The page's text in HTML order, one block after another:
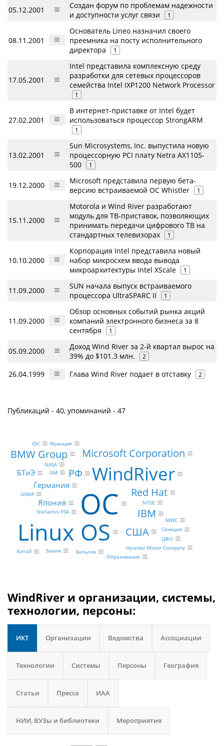
05.12.2001
Создан форум по проблемам надежности
и доступности услуг связи
1
08.11.2001
Основатель Lineo назначил своего
преемника на посту исполнительного
директора
1
17.05.2001
Intel представила комплексную среду
разработки для сетевых процессоров
семейства Intel IXP1200 Network Processor
1
27.02.2001
В интернет-приставке от Intel будет
использоваться процессор StrongARM
1
13.02.2001
Sun Microsystems, Inc. выпустила новую
процессорную PCI плату Netra AX1105-
500
1
19.12.2000
Microsoft представила первую бета-
версию встраиваемой ОС Whistler
1
15.11.2000
Motorola и Wind River разработают
модуль для ТВ-приставок, позволяющих
принимать передачи цифрового ТВ на
стандартных телевизорах
1
10.10.2000
Корпорация Intel представила новый
набор микросхем ввода вывода
микроархитектуры Intel XScale
1
11.09.2000
SUN начала выпуск встраиваемого
процессора UltraSPARC II
1
11.09.2000
Обзор основных событий рынка акций
компаний электронного бизнеса за 8
сентября
1
05.09.2000
Доход Wind River за 2-й квартал вырос на
39% до $101.3 млн.
2
26.04.1999 Глава Wind River подает в отставку 2
Публикаций - 40, упоминаний - 47
ОС
Linux OS
WindRiver
РФ
США
Microsoft Corporation
IBM
Red Hat
BMW Group
Германия
Япония
БТиЭ
Hyundai Motor Company
NYSE
GM
Stellantis PSA
NASA
GSMA
Китай
ЦФО
Земля
Бельгия
Франция
Образование
Санкции
IDC
MWC
WindRiver и организации, системы,
технологии, персоны:
ИКТ Организации Ведомства Ассоциации
Технологии Системы Персоны География
Статьи Пресса ИАА
НИИ, ВУЗы и библиотеки Мероприятия